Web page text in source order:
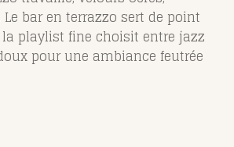
bar en terrazzo sert de point
playlist fine choisit entre jazz
pour une ambiance feutrée